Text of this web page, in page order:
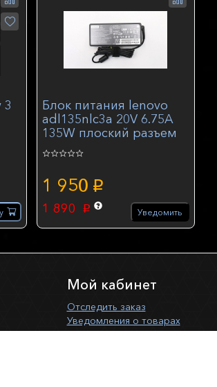
3
Блок питания lenovo
adl135nlc3a 20V 6.75A
135W плоский разъем
330-15ich 330-17ich
y520-15ikbn
1 950 p
1 890 p Уведомить
Мой кабинет
Отследить заказ
Уведомления о товарах